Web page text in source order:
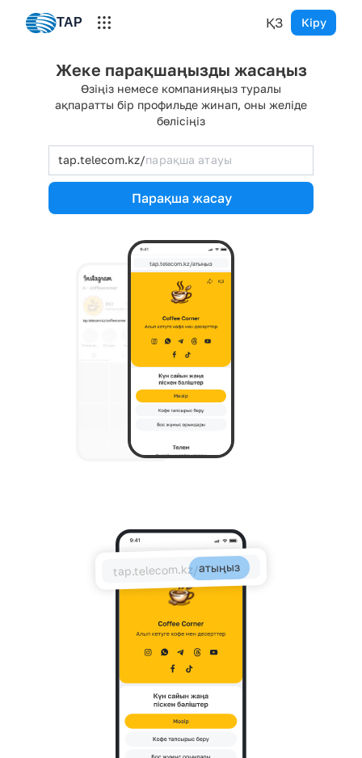
TAP ҚЗ Кіру
Жеке парақшаңызды жасаңыз
Өзіңіз немесе компанияңыз туралы
ақпаратты бір профильде жинап, оны желіде
бөлісіңіз
tap.telecom.kz/
Парақша жасау
Мәзір
tap.telecom.kz/атыңыз
tap.telecom.kz/атыңыз